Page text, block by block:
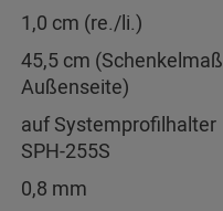
1,0 cm (re./li.)
45,5 cm (Schenkelmaß
Außenseite)
auf Systemprofilhalter
SPH-255S
0,8 mm